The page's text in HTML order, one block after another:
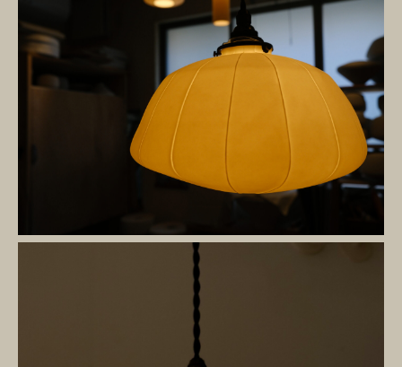
お問い合わせ